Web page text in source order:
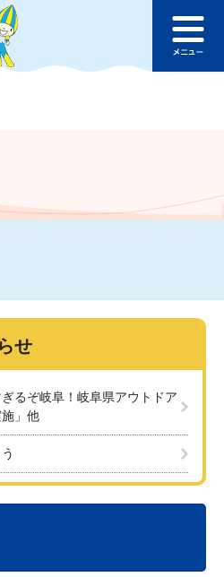
ージの本文へ
ュ
せ
るぞ岐阜！岐阜県アウトドア
」他